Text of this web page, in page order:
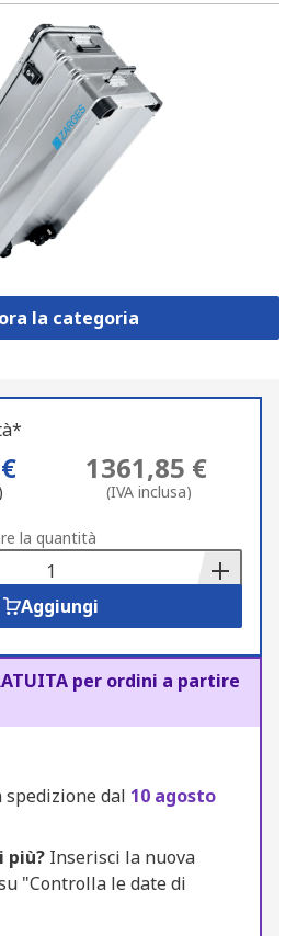
la categoria
1361,85 €
(IVA inclusa)
la quantità
Aggiungi
per ordini a partire
dal 10 agosto
più? Inserisci la nuova
"Controlla le date di